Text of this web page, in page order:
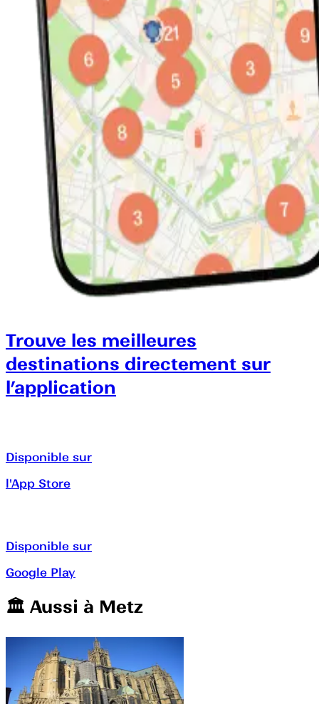
Trouve les meilleures
destinations directement sur
l’application
Disponible sur
l'App Store
Disponible sur
Google Play
🏛️️ Aussi à Metz